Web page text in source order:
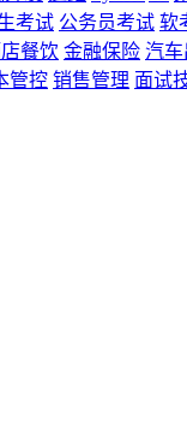
考试 公务员考试 软
餐饮 金融保险 汽
管控 销售管理 面试